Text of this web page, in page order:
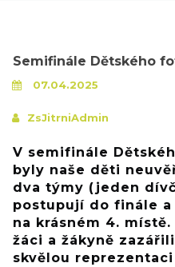
Semifinále Dětského
07.04.2025
ZsJitrniAdmin
V semifinále
byly naše děti
dva týmy (jeden
postupují do finále
na krásném 4.
žáci a žákyně
skvělou